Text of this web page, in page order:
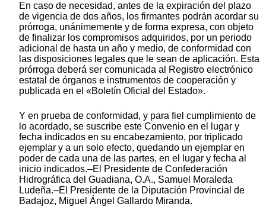
En caso de necesidad, antes de la expiración del plazo
de vigencia de dos años, los firmantes podrán acordar su
prórroga, unánimemente y de forma expresa, con objeto
de finalizar los compromisos adquiridos, por un periodo
adicional de hasta un año y medio, de conformidad con
las disposiciones legales que le sean de aplicación. Esta
prórroga deberá ser comunicada al Registro electrónico
estatal de órganos e instrumentos de cooperación y
publicada en el «Boletín Oficial del Estado».
Y en prueba de conformidad, y para fiel cumplimiento de
lo acordado, se suscribe este Convenio en el lugar y
fecha indicados en su encabezamiento, por triplicado
ejemplar y a un solo efecto, quedando un ejemplar en
poder de cada una de las partes, en el lugar y fecha al
inicio indicados.–El Presidente de Confederación
Hidrográfica del Guadiana, O.A., Samuel Moraleda
Ludeña.–El Presidente de la Diputación Provincial de
Badajoz, Miguel Ángel Gallardo Miranda.